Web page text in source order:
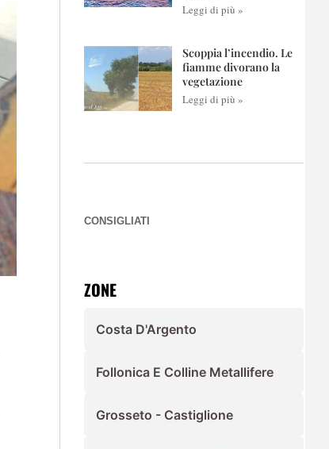
Leggi di più »
Scoppia l’incendio. Le
fiamme divorano la
vegetazione
Leggi di più »
CONSIGLIATI
ZONE
Costa D'Argento
Follonica E Colline Metallifere
Grosseto - Castiglione